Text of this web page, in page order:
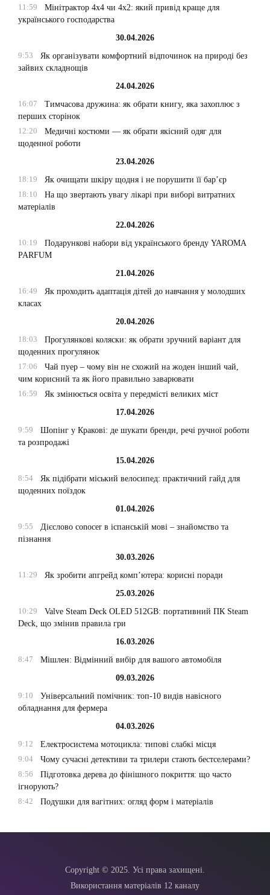
11:59
Мінітрактор 4х4 чи 4х2: який привід краще для
українського господарства
30.04.2026
9:53
Як організувати комфортний відпочинок на природі без
зайвих складнощів
24.04.2026
16:07
Тимчасова дружина: як обрати книгу, яка захоплює з
перших сторінок
12:20
Медичні костюми — як обрати якісний одяг для
щоденної роботи
23.04.2026
18:19
Як очищати шкіру щодня і не порушити її бар’єр
18:10
На що звертають увагу лікарі при виборі витратних
матеріалів
22.04.2026
10:19
Подарункові набори від українського бренду YAROMA
PARFUM
21.04.2026
16:49
Як проходить адаптація дітей до навчання у молодших
класах
20.04.2026
18:03
Прогулянкові коляски: як обрати зручний варіант для
щоденних прогулянок
17:06
Чай пуер – чому він не схожий на жоден інший чай,
чим корисний та як його правильно заварювати
16:59
Як змінюється освіта у передмісті великих міст
17.04.2026
9:59
Шопінг у Кракові: де шукати бренди, речі ручної роботи
та розпродажі
15.04.2026
8:54
Як підібрати міський велосипед: практичний гайд для
щоденних поїздок
01.04.2026
9:55
Дієслово conocer в іспанській мові – знайомство та
пізнання
30.03.2026
11:29
Як зробити апгрейд комп’ютера: корисні поради
25.03.2026
10:29
Valve Steam Deck OLED 512GB: портативний ПК Steam
Deck, що змінив правила гри
16.03.2026
8:47
Мішлен: Відмінний вибір для вашого автомобіля
09.03.2026
9:10
Універсальний помічник: топ-10 видів навісного
обладнання для фермера
04.03.2026
9:12
Електросистема мотоцикла: типові слабкі місця
9:04
Чому сучасні детективи та трилери стають бестселерами?
8:56
Підготовка дерева до фінішного покриття: що часто
ігнорують?
8:42
Подушки для вагітних: огляд форм і матеріалів
Copyright © 2025. Усі права захищені.
Використання матеріалів 12 каналу